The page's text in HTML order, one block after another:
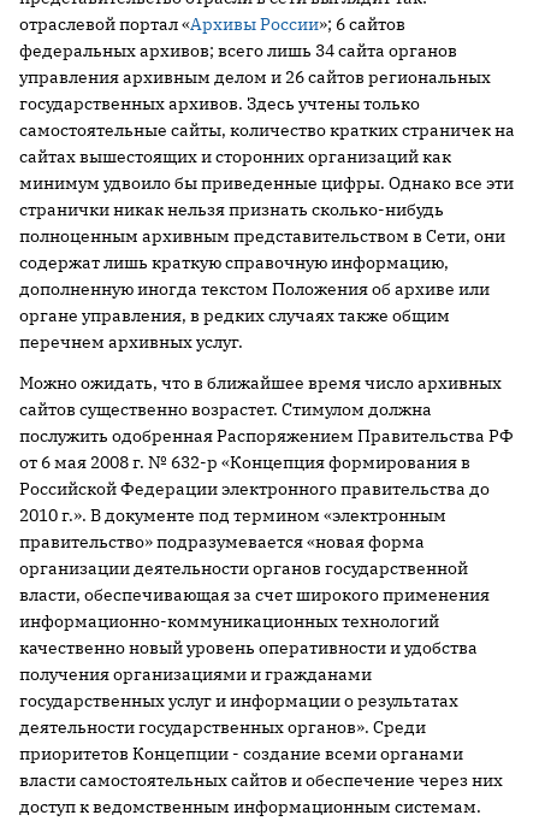
отраслевой портал «Архивы России»; 6 сайтов
федеральных архивов; всего лишь 34 сайта органов
управления архивным делом и 26 сайтов региональных
государственных архивов. Здесь учтены только
самостоятельные сайты, количество кратких страничек на
сайтах вышестоящих и сторонних организаций как
минимум удвоило бы приведенные цифры. Однако все эти
странички никак нельзя признать сколько-нибудь
полноценным архивным представительством в Сети, они
содержат лишь краткую справочную информацию,
дополненную иногда текстом Положения об архиве или
органе управления, в редких случаях также общим
перечнем архивных услуг.
Можно ожидать, что в ближайшее время число архивных
сайтов существенно возрастет. Стимулом должна
послужить одобренная Распоряжением Правительства РФ
от 6 мая 2008 г. № 632-р «Концепция формирования в
Российской Федерации электронного правительства до
2010 г.». В документе под термином «электронным
правительство» подразумевается «новая форма
организации деятельности органов государственной
власти, обеспечивающая за счет широкого применения
информационно-коммуникационных технологий
качественно новый уровень оперативности и удобства
получения организациями и гражданами
государственных услуг и информации о результатах
деятельности государственных органов». Среди
приоритетов Концепции - создание всеми органами
власти самостоятельных сайтов и обеспечение через них
доступ к ведомственным информационным системам.